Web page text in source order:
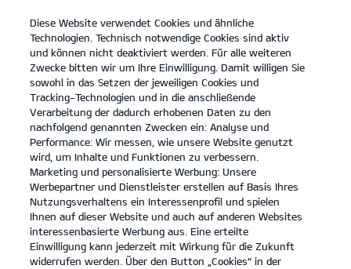
open
menu
KONTAKT
Der EV3
... ... DER EV3
Der Kia EV3.
Eine Kraft, die bewegt.
Diese Website verwendet Cookies und ähnliche
Technologien. Technisch notwendige Cookies sind aktiv
und können nicht deaktiviert werden. Für alle weiteren
Zwecke bitten wir um Ihre Einwilligung. Damit willigen Sie
sowohl in das Setzen der jeweiligen Cookies und
Tracking-Technologien und in die anschließende
Verarbeitung der dadurch erhobenen Daten zu den
nachfolgend genannten Zwecken ein: Analyse und
Performance: Wir messen, wie unsere Website genutzt
wird, um Inhalte und Funktionen zu verbessern.
Marketing und personalisierte Werbung: Unsere
Werbepartner und Dienstleister erstellen auf Basis Ihres
Nutzungsverhaltens ein Interessenprofil und spielen
Ihnen auf dieser Website und auch auf anderen Websites
interessenbasierte Werbung aus. Eine erteilte
Einwilligung kann jederzeit mit Wirkung für die Zukunft
widerrufen werden. Über den Button „Cookies“ in der